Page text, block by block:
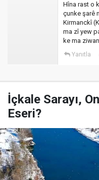
Hîna rast o
çunke şarê
Kirmanckî
ma zî yew
ke ma
Yanıtla
İçkale Sarayı,
Eseri?